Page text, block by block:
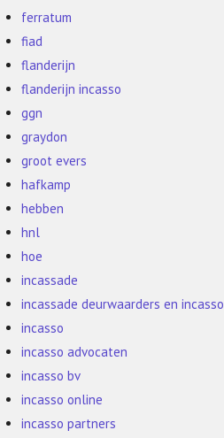
ferratum
fiad
flanderijn
flanderijn incasso
ggn
graydon
groot evers
hafkamp
hebben
hnl
hoe
incassade
incassade deurwaarders en incasso
incasso
incasso advocaten
incasso bv
incasso online
incasso partners